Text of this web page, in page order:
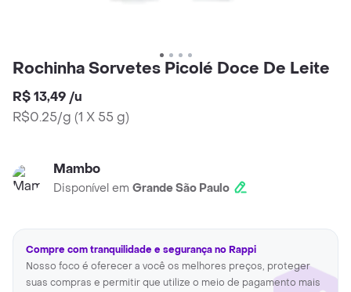
Rochinha Sorvetes Picolé Doce De Leite
R$ 13,49 /u
R$0.25/g (1 X 55 g)
Mambo
Disponível em Grande São Paulo
Compre com tranquilidade e segurança no Rappi
Nosso foco é oferecer a você os melhores preços, proteger
suas compras e permitir que utilize o meio de pagamento mais